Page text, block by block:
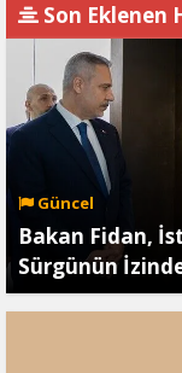
Son Eklenen
Güncel
Bakan Fidan,
Sürgünün